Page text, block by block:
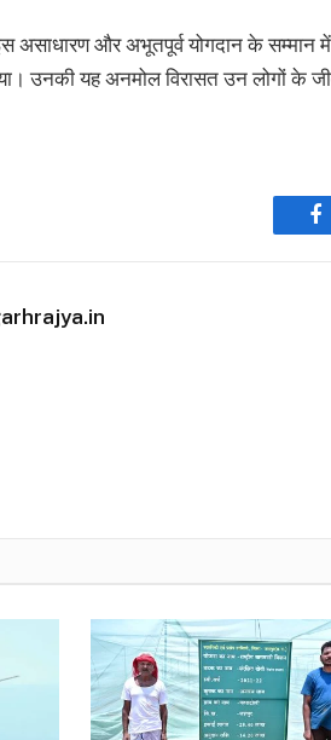
असाधारण और अभूतपूर्व योगदान के सम्मान में
उनकी यह अनमोल विरासत उन लोगों के